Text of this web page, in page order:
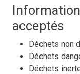
acceptés
Déchets non
Déchets
Déchets